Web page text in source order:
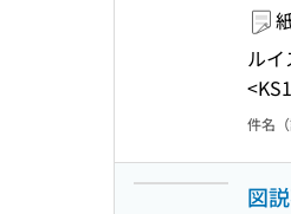
ル
件名（
図